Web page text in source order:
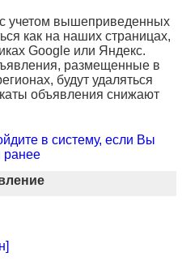
учетом вышеприведенных
как на наших страницах,
Google или Яндекс.
размещенные в
будут удаляться
объявления снижают
в систему, если Вы
ранее